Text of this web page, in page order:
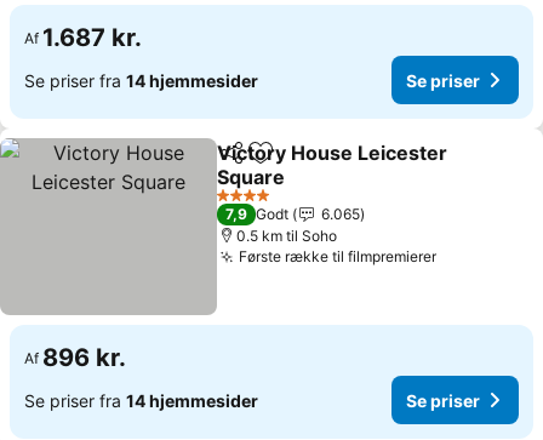
Af 1.687 kr.
Se priser fra 14 hjemmesider Se priser
Del Føj til favoritter
Victory House Leicester
Square
4 Stjerner
7,9 Godt
6.065
0.5 km til Soho
Første række til filmpremierer
Af 896 kr.
Se priser fra 14 hjemmesider Se priser